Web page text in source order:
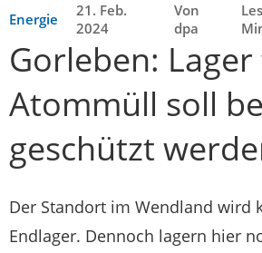
Energie
21. Feb.
2024
Von
dpa
Gorleben:
Atommüll soll
geschützt
Der Standort im Wendland wird
Endlager. Dennoch lagern hier